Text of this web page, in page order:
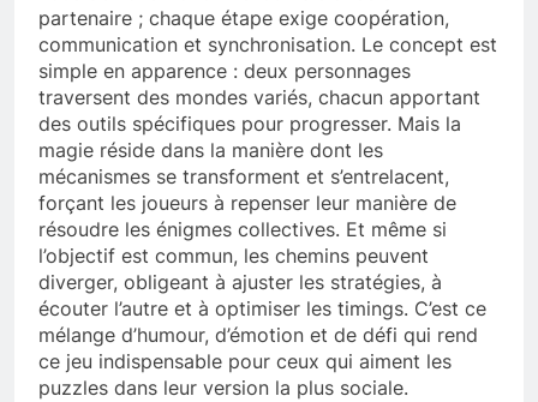
partenaire ; chaque étape exige coopération,
communication et synchronisation. Le concept est
simple en apparence : deux personnages
traversent des mondes variés, chacun apportant
des outils spécifiques pour progresser. Mais la
magie réside dans la manière dont les
mécanismes se transforment et s’entrelacent,
forçant les joueurs à repenser leur manière de
résoudre les énigmes collectives. Et même si
l’objectif est commun, les chemins peuvent
diverger, obligeant à ajuster les stratégies, à
écouter l’autre et à optimiser les timings. C’est ce
mélange d’humour, d’émotion et de défi qui rend
ce jeu indispensable pour ceux qui aiment les
puzzles dans leur version la plus sociale.